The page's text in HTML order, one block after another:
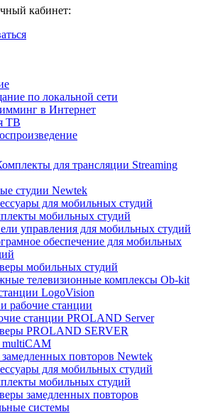
кабинет:
по локальной сети
в Интернет
ТВ
для трансляции Streaming
студии Newtek
для мобильных студий
мобильных студий
управления для мобильных студий
обеспечение для мобильных
мобильных студий
телевизионные комплексы Ob-kit
LogoVision
рабочие станции
станции PROLAND Server
PROLAND SERVER
повторов Newtek
для мобильных студий
мобильных студий
замедленных повторов
системы